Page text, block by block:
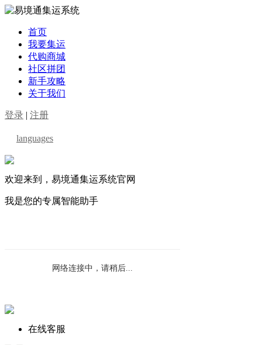
首页
我要集运
代购商城
社区拼团
新手攻略
关于我们
登录 | 注册
languages
欢迎来到，易境通集运系统官网
我是您的专属智能助手
在线客服